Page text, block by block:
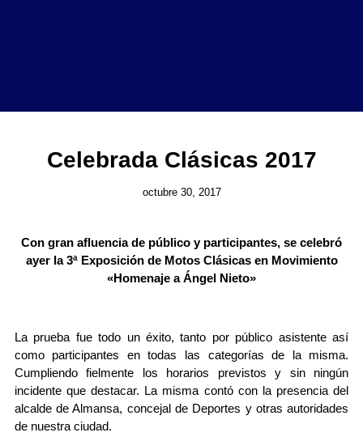
Celebrada Clásicas 2017
octubre 30, 2017
Con gran afluencia de público y participantes, se celebró
ayer la 3ª Exposición de Motos Clásicas en Movimiento
«Homenaje a Ángel Nieto»
La prueba fue todo un éxito, tanto por público asistente así
como participantes en todas las categorías de la misma.
Cumpliendo fielmente los horarios previstos y sin ningún
incidente que destacar. La misma contó con la presencia del
alcalde de Almansa, concejal de Deportes y otras autoridades
de nuestra ciudad.